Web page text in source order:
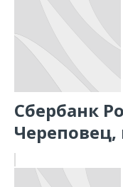
Сбербанк
Череповец,